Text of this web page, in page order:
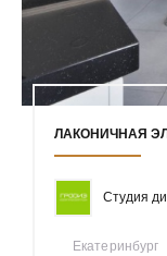
ЛАКОНИЧНАЯ
Студия
Екатеринбург